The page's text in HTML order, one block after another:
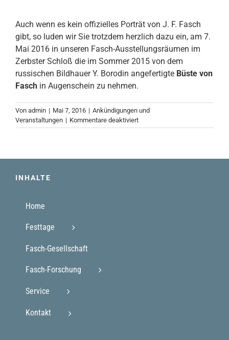
Auch wenn es kein offizielles Porträt von J. F. Fasch
gibt, so luden wir Sie trotzdem herzlich dazu ein, am 7.
Mai 2016 in unseren Fasch-Ausstellungsräumen im
Zerbster Schloß die im Sommer 2015 von dem
russischen Bildhauer Y. Borodin angefertigte Büste von
Fasch in Augenschein zu nehmen.
Von admin | Mai 7, 2016 | Ankündigungen und
Veranstaltungen | Kommentare deaktiviertfür
07.05.2016
INHALTE
Home
Festtage
Fasch-Gesellschaft
Fasch-Forschung
Service
Kontakt